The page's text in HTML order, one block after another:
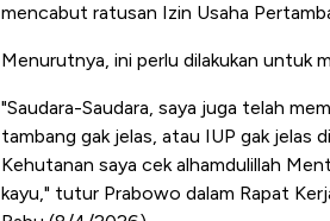
mencabut ratusan Izin Usaha
Menurutnya, ini perlu dilakukan untuk
"Saudara-Saudara, saya juga telah
tambang gak jelas, atau IUP gak jelas
Kehutanan saya cek alhamdulillah
kayu," tutur Prabowo dalam Rapat